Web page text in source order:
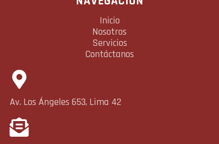
Inicio
Nosotros
Servicios
Contáctanos
Av. Los Ángeles 653, Lima 42